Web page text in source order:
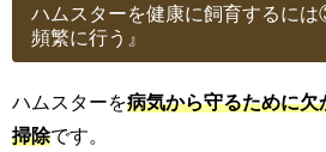
ハムスターを健康に飼育するに
頻繁に行う』
ハムスターを病気から守るために
掃除です。